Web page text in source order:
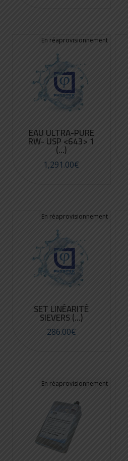
EAU ULTRA-PURE
RW- USP <643> 1
(...)
1,291.00€
SET LINÉARITÉ
SIEVERS (...)
286.00€